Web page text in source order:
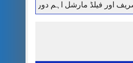
فیلڈ مارشل اہم دورے پر سعودی